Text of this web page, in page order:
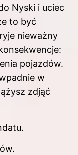
Nyski i uciec
to być
nieważny
pojazdów.
w
zdjąć